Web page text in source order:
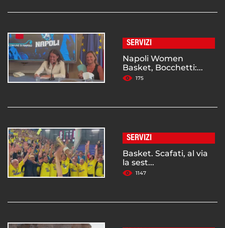
SERVIZI
Napoli Women
Basket, Bocchetti:...
175
SERVIZI
Basket. Scafati, al via
la sest...
1147